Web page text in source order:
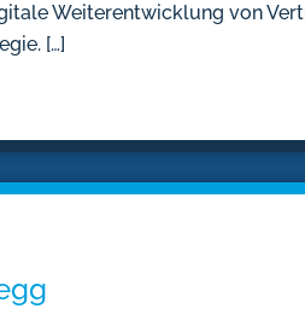
Weiterentwicklung von
[…]